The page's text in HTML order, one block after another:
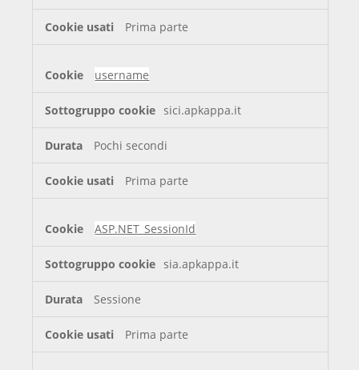
Prima parte
username
sici.apkappa.it
Pochi secondi
Prima parte
ASP.NET_SessionId
sia.apkappa.it
Sessione
Prima parte